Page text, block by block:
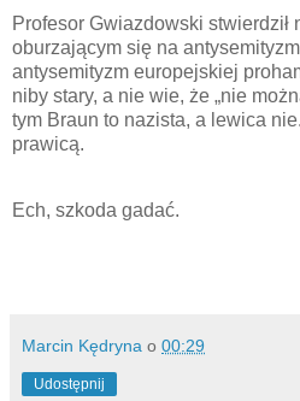
Profesor Gwiazdowski stwierdził
oburzającym się na
antysemityzm europejskiej
niby stary, a nie wie, że „nie
tym Braun to nazista, a lewica
prawicą.
Ech, szkoda gadać.
Marcin Kędryna o 00:29
Udostępnij